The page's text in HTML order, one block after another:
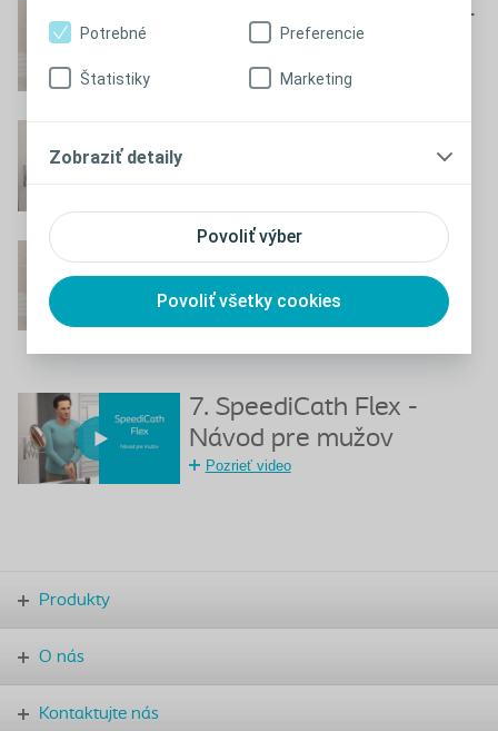
Povoliť výber
Povoliť všetky cookies
Potrebné Preferencie
Štatistiky Marketing
Zobraziť detaily
4. SpeediCath Compact -
Návod pre ženy
Pozrieť video
Set - Návod pre mužov
6. SpeediCath Compact
Set - Návod pre ženy
Pozrieť video
7. SpeediCath Flex -
Návod pre mužov
Pozrieť video
Produkty
O nás
Kontaktujte nás